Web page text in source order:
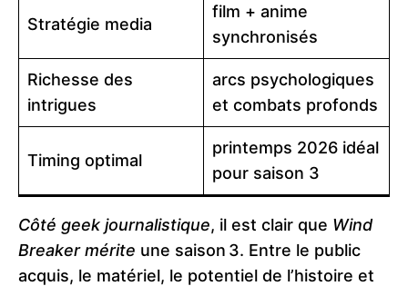
Stratégie media
film + anime
synchronisés
Richesse des
intrigues
arcs psychologiques
et combats profonds
Timing optimal
printemps 2026 idéal
pour saison 3
Côté geek journalistique, il est clair que Wind
Breaker mérite une saison 3. Entre le public
acquis, le matériel, le potentiel de l’histoire et